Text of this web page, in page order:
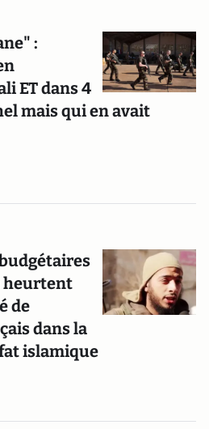
:
ET dans 4
mais qui en avait
heurtent
de
dans la
islamique